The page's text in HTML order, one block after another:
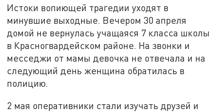
Истоки вопиющей трагедии уходят в
минувшие выходные. Вечером 30 апреля
домой не вернулась учащаяся 7 класса школы
в Красногвардейском районе. На звонки и
месседжи от мамы девочка не отвечала и на
следующий день женщина обратилась в
полицию.
2 мая оперативники стали изучать друзей и